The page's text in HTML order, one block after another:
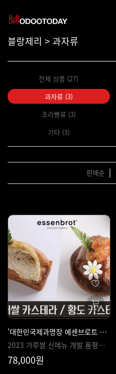
블랑제리 > 과자류
전체 상품 (27)
과자류 (3)
조리빵류 (3)
기타 (3)
판매순 |
'대한민국제과명장 에센브로트 안갑수 셰프' 만들기 쉽고 건강하게 쌀카스테라 2종 클래스
2023 가루쌀 신메뉴 개발 품평회 '장관상' 수상한 '배쌀카스테라' | 제 7회 국산밀 활용 공모전 금상 레시피를 응용한 '황도카스테라'
78,000원